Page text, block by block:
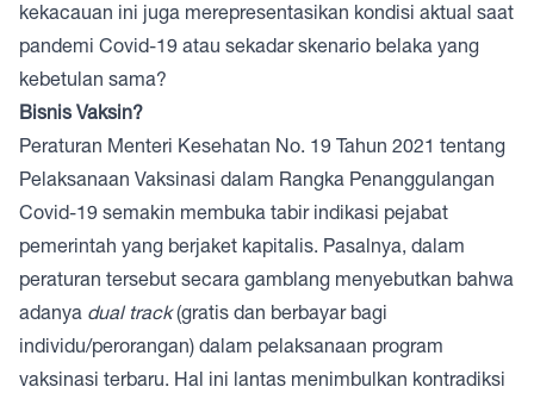
kekacauan ini juga merepresentasikan kondisi aktual saat
pandemi Covid-19 atau sekadar skenario belaka yang
kebetulan sama?
Bisnis Vaksin?
Peraturan Menteri Kesehatan No. 19 Tahun 2021 tentang
Pelaksanaan Vaksinasi dalam Rangka Penanggulangan
Covid-19 semakin membuka tabir indikasi pejabat
pemerintah yang berjaket kapitalis. Pasalnya, dalam
peraturan tersebut secara gamblang menyebutkan bahwa
adanya dual track(gratis dan berbayar bagi
individu/perorangan) dalam pelaksanaan program
vaksinasi terbaru. Hal ini lantas menimbulkan kontradiksi